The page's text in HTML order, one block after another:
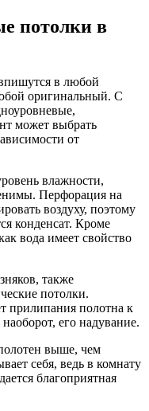
потолки в
в любой
оригинальный. С
может выбрать
от
влажности,
Перфорация на
воздуху, поэтому
конденсат. Кроме
вода имеет свойство
также
потолки.
прилипания полотна к
его надувание.
выше, чем
себя, ведь в комнату
благоприятная